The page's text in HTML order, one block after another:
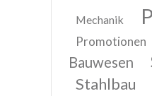
Mechanik
Promotionen
Bauwesen
Stahlbau